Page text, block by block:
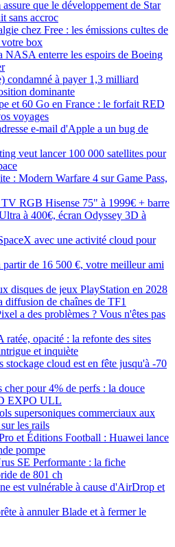
que le développement de Star
sans accroc
chez Free : les émissions cultes de
box
NASA enterre les espoirs de Boeing
condamné à payer 1,3 milliard
dominante
et 60 Go en France : le forfait RED
voyages
e-mail d'Apple a un bug de
veut lancer 100 000 satellites pour
: Modern Warfare 4 sur Game Pass,
RGB Hisense 75" à 1999€ + barre
à 400€, écran Odyssey 3D à
avec une activité cloud pour
de 16 500 €, votre meilleur ami
disques de jeux PlayStation en 2028
diffusion de chaînes de TF1
a des problèmes ? Vous n'êtes pas
ratée, opacité : la refonte des sites
et inquiète
stockage cloud est en fête jusqu'à -70
cher pour 4% de perfs : la douce
EXPO ULL
supersoniques commerciaux aux
les rails
et Éditions Football : Huawei lance
pompe
SE Performante : la fiche
de 801 ch
est vulnérable à cause d'AirDrop et
à annuler Blade et à fermer le